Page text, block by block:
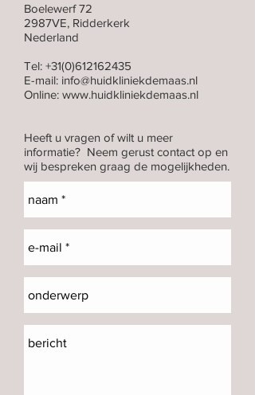
Boelewerf 72
2987VE, Ridderkerk
Nederland
Tel: +31(0)612162435
E-mail: info@huidkliniekdemaas.nl
Online: www.huidkliniekdemaas.nl
Heeft u vragen of wilt u meer
informatie? Neem gerust contact op en
wij bespreken graag de mogelijkheden.